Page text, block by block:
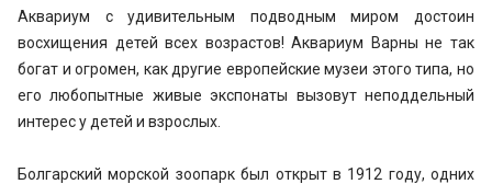
Аквариум с удивительным подводным миром достоин
восхищения детей всех возрастов! Аквариум Варны не так
богат и огромен, как другие европейские музеи этого типа, но
его любопытные живые экспонаты вызовут неподдельный
интерес у детей и взрослых.
Болгарский морской зоопарк был открыт в 1912 году, одних